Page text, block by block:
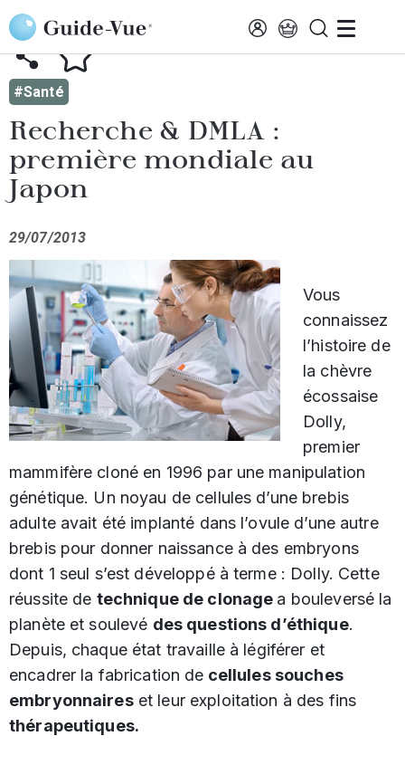
Aller au contenu principal
AFFICHER TOUTES LES ACTUALITÉS
#Santé
Recherche & DMLA :
première mondiale au
Japon
29/07/2013
Vous
connaissez
l’histoire de
la chèvre
écossaise
Dolly,
premier
mammifère cloné en 1996 par une manipulation
génétique. Un noyau de cellules d’une brebis
adulte avait été implanté dans l’ovule d’une autre
brebis pour donner naissance à des embryons
dont 1 seul s’est développé à terme : Dolly. Cette
réussite de technique de clonage a bouleversé la
planète et soulevé des questions d’éthique.
Depuis, chaque état travaille à légiférer et
encadrer la fabrication de cellules souches
embryonnaireset leur exploitation à des fins
thérapeutiques.